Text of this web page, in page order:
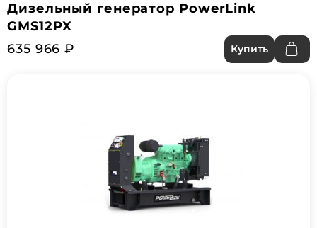
Дизельный генератор PowerLink
GMS12PX
635 966 ₽
Купить